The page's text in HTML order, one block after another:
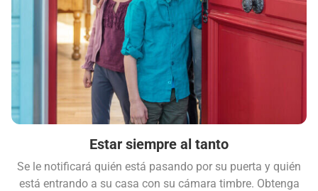
Estar siempre al tanto
Se le notificará quién está pasando por su puerta y quién
está entrando a su casa con su cámara timbre. Obtenga